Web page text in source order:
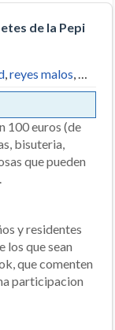
de la Pepi
reyes malos
100 euros (de
bisuteria,
que pueden
y residentes
los que sean
que comenten
participacion